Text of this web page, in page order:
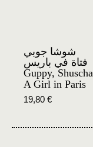
شوشا جوبي
فتاة في باريس
Guppy, Shuscha
A Girl in Paris
19,80 €